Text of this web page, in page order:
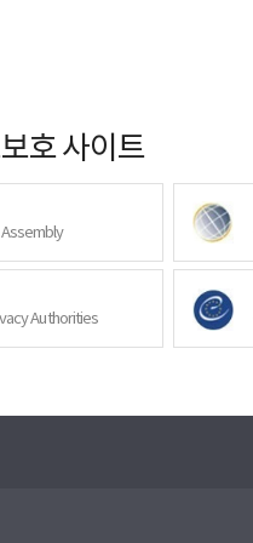
호 사이트
Authorities